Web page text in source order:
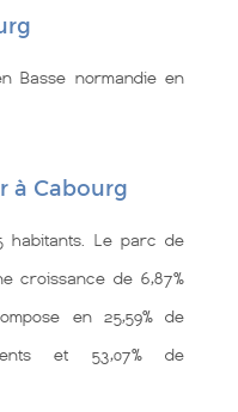
Basse normandie en
à Cabourg
habitants. Le parc de
croissance de 6,87%
en 25,59% de
et 53,07% de